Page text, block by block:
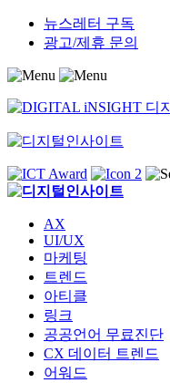
Skip
content
뉴스레터 구독
광고/제휴 문의
AX
UI/UX
마케팅
트렌드
아티클
링크
공공언어 무료진단
CX 데이터 트렌드
어워드